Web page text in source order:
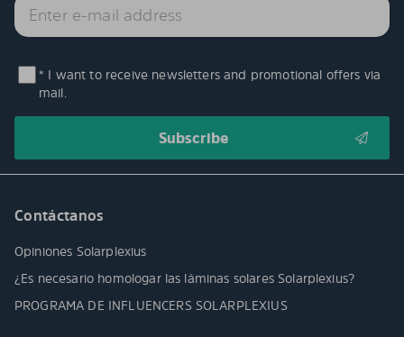
* I want to receive newsletters and promotional offers via
mail.
Contáctanos
Opiniones Solarplexius
¿Es necesario homologar las láminas solares Solarplexius?
PROGRAMA DE INFLUENCERS SOLARPLEXIUS